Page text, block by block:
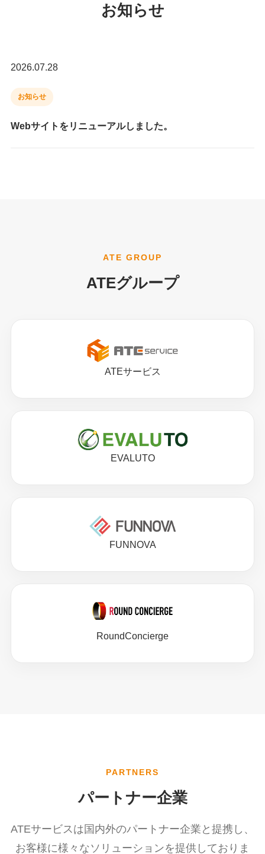
お知らせ
2026.07.28
お知らせ
Webサイトをリニューアルしました。
ATE GROUP
ATEグループ
ATEサービス
EVALUTO
FUNNOVA
RoundConcierge
PARTNERS
パートナー企業
ATEサービスは国内外のパートナー企業と提携し、
お客様に様々なソリューションを提供しておりま